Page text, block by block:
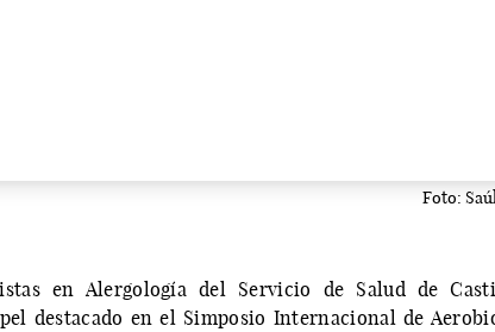
Foto:
en Alergología del Servicio de Salud de
destacado en el Simposio Internacional de